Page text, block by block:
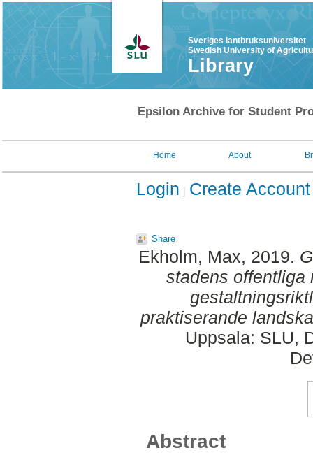
Sveriges lantbruksuniversitet
Swedish University of
Library
Epsilon Archive for Student
Home About
Login Create Account
Share
Ekholm, Max, 2019.
stadens offentliga
praktiserande
Uppsala: SLU,
Abstract